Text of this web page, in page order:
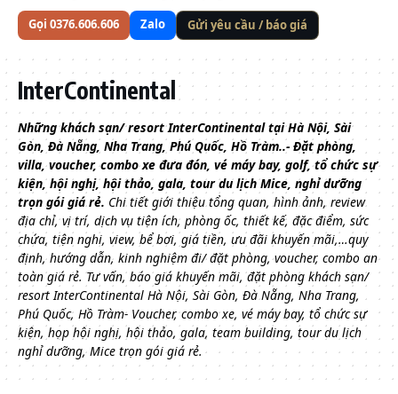
Gọi 0376.606.606 Zalo Gửi yêu cầu / báo giá
InterContinental
Những khách sạn/ resort InterContinental tại Hà Nội, Sài
Gòn, Đà Nẵng, Nha Trang, Phú Quốc, Hồ Tràm..- Đặt phòng,
villa, voucher, combo xe đưa đón, vé máy bay, golf, tổ chức sự
kiện, hội nghị, hội thảo, gala, tour du lịch Mice, nghỉ dưỡng
trọn gói giá rẻ. Chi tiết giới thiệu tổng quan, hình ảnh, review
địa chỉ, vị trí, dịch vụ tiện ích, phòng ốc, thiết kế, đặc điểm, sức
chứa, tiện nghi, view, bể bơi, giá tiền, ưu đãi khuyến mãi,…quy
định, hướng dẫn, kinh nghiệm đi/ đặt phòng, voucher, combo an
toàn giá rẻ. Tư vấn, báo giá khuyến mãi, đặt phòng khách sạn/
resort InterContinental Hà Nội, Sài Gòn, Đà Nẵng, Nha Trang,
Phú Quốc, Hồ Tràm- Voucher, combo xe, vé máy bay, tổ chức sự
kiện, họp hội nghị, hội thảo, gala, team building, tour du lịch
nghỉ dưỡng, Mice trọn gói giá rẻ.